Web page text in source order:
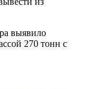
выявило
270 тонн с